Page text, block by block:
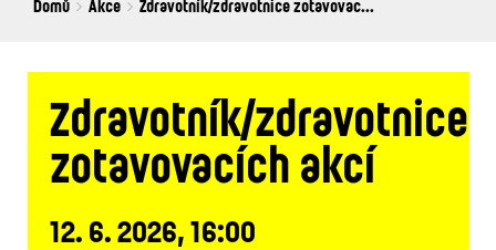
Breadcrumbs
You
Domů Akce Zdravotník/zdravotnice zotavovac...
Zdravotník/zdravotnice
zotavovacích akcí
12. 6. 2026, 16:00